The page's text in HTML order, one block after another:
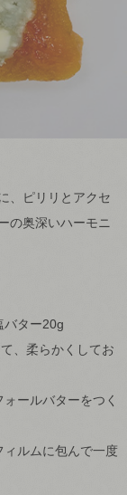
、ピリリとアクセ
の奥深いハーモニ
バター20g
、柔らかくしてお
ールバターをつく
ルムに包んで一度